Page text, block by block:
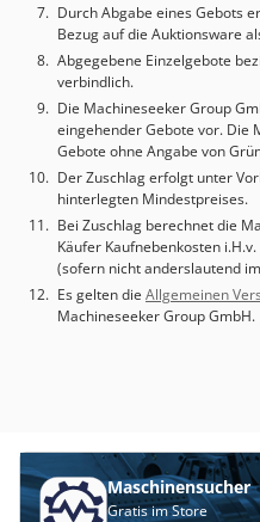
Durch Abgabe eines Gebots
Bezug auf die Auktionsware
Abgegebene Einzelgebote
verbindlich.
Die Machineseeker Group
eingehender Gebote vor. Die
Gebote ohne Angabe von
Der Zuschlag erfolgt unter
hinterlegten Mindestpreises.
Bei Zuschlag berechnet die
Käufer Kaufnebenkosten
(sofern nicht anderslautend
Es gelten die Allgemeinen
Machineseeker Group GmbH.
Maschinensucher
Gratis im Store